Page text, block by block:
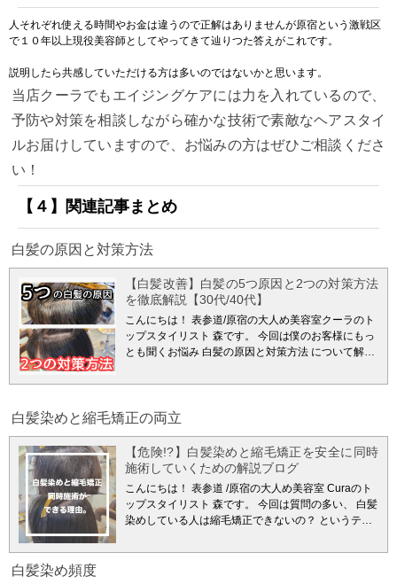
人それぞれ使える時間やお金は違うので正解はありませんが原宿という激戦区
で１０年以上現役美容師としてやってきて辿りつた答えがこれです。
説明したら共感していただける方は多いのではないかと思います。
当店クーラでもエイジングケアには力を入れているので、
予防や対策を相談しながら確かな技術で素敵なヘアスタイ
ルお届けしていますので、お悩みの方はぜひご相談くださ
い！
【４】関連記事まとめ
白髪の原因と対策方法
【白髪改善】白髪の5つ原因と2つの対策方法
を徹底解説【30代/40代】
こんにちは！ 表参道/原宿の大人め美容室クーラのト
ップスタイリスト 森です。 今回は僕のお客様にもっ
とも聞くお悩み 白髪の原因と対策方法 について解説
は２０２１年現在の日本人の平均年齢をご存知でし
よね？４９歳になって白髪がない人ってなかなか少
ということは大体の人に白髪が生えていると言って
も過言ではありません。そんな中で悩まれている方
近は２０代後半からでも白髪に悩まされている方も
いるくらいです。 今回はなぜ２０代前半からでも、
白髪が生えてくる方がいるのか？ 若白髪には遺伝や
白髪染めと縮毛矯正の両立
【危険!?】白髪染めと縮毛矯正を安全に同時
施術していくための解説ブログ
こんにちは！ 表参道 /原宿の大人め美容室 Curaのト
ップスタイリスト 森です。 今回は質問の多い、 白髪
染めしている人は縮毛矯正できないの？ というテー
記事ない切り口から解説していきたいと思います。
白髪染め頻度